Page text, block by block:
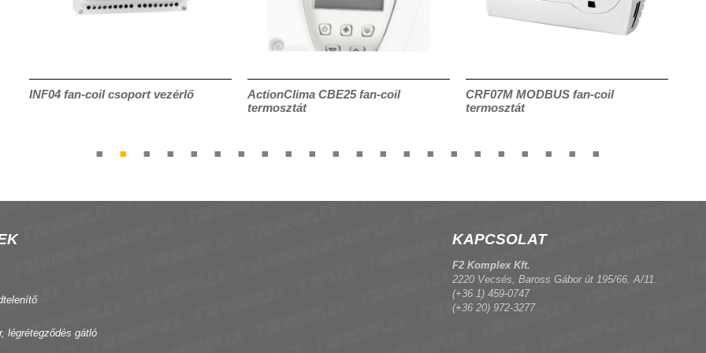
INF04 fan-coil csoport vezérlő
ActionClima CBE25 fan-coil
termosztát
CRF07M MODBUS fan-coil
termosztát
légrétegződés gátló
KAPCSOLAT
F2 Komplex Kft.
2220 Vecsés, Baross Gábor út 195/66. A/11.
(+36 1) 459-0747
(+36 20) 972-3277